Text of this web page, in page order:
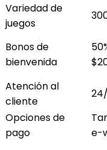
Variedad de
juegos
Bonos de
bienvenida
Atención al
cliente
Opciones de
pago
e-